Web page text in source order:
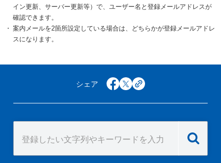
イン更新、サーバー更新等）で、ユーザー名と登録メールアドレスが
確認できます。
案内メールを2箇所設定している場合は、どちらかが登録メールアドレ
スになります。
シェア facebook
x copy